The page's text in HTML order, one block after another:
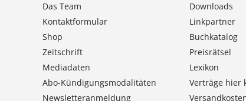
Das Team
Kontaktformular
Shop
Zeitschrift
Mediadaten
Abo-Kündigungsmodalitäten
Newsletteranmeldung
Downloads
Linkpartner
Buchkatalog
Preisrätsel
Lexikon
Verträge hier